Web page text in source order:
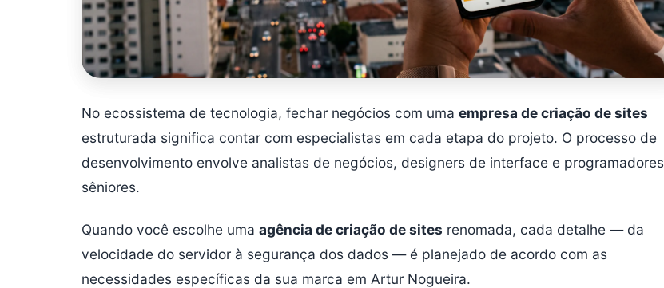
No ecossistema de tecnologia, fechar negócios com uma empresa de criação de sites
estruturada significa contar com especialistas em cada etapa do projeto. O processo de
desenvolvimento envolve analistas de negócios, designers de interface e programadores
sêniores.
Quando você escolhe uma agência de criação de sites renomada, cada detalhe — da
velocidade do servidor à segurança dos dados — é planejado de acordo com as
necessidades específicas da sua marca em Artur Nogueira.